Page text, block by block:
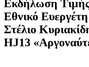
Εκδήλωση
Εθνικό
Στέλιο
HJ13